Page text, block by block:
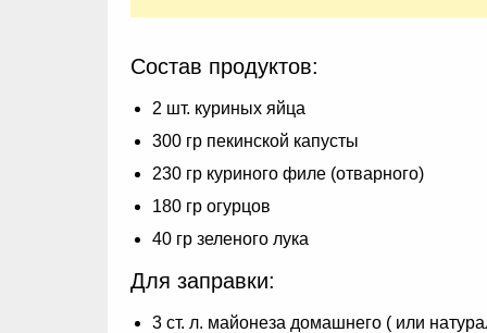
Состав продуктов:
2 шт. куриных яйца
300 гр пекинской капусты
230 гр куриного филе (отварного)
180 гр огурцов
40 гр зеленого лука
Для заправки:
3 ст. л. майонеза домашнего ( или